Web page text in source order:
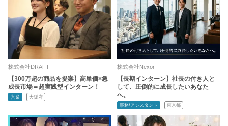
株式会社DRAFT
【300万超の商品を提案】高単価×急
成長市場＝超実践型インターン！
営業 大阪府
株式会社Nexor
【長期インターン】社長の付き人と
して、圧倒的に成長したいあなた
へ。
事務/アシスタント 東京都